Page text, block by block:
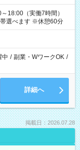
18:00（実働7時間）
選べます ※休憩60分
中 / 副業・WワークOK /
詳細へ
掲載日：2026.07.28